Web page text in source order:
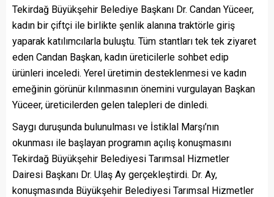
Tekirdağ Büyükşehir Belediye Başkanı Dr. Candan Yüceer,
kadın bir çiftçi ile birlikte şenlik alanına traktörle giriş
yaparak katılımcılarla buluştu. Tüm stantları tek tek ziyaret
eden Candan Başkan, kadın üreticilerle sohbet edip
ürünleri inceledi. Yerel üretimin desteklenmesi ve kadın
emeğinin görünür kılınmasının önemini vurgulayan Başkan
Yüceer, üreticilerden gelen talepleri de dinledi.
Saygı duruşunda bulunulması ve İstiklal Marşı’nın
okunması ile başlayan programın açılış konuşmasını
Tekirdağ Büyükşehir Belediyesi Tarımsal Hizmetler
Dairesi Başkanı Dr. Ulaş Ay gerçekleştirdi. Dr. Ay,
konuşmasında Büyükşehir Belediyesi Tarımsal Hizmetler